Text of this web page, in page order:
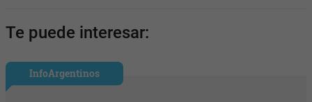
Te puede interesar:
InfoArgentinos